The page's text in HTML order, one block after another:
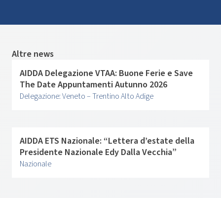
Altre news
AIDDA Delegazione VTAA: Buone Ferie e Save
The Date Appuntamenti Autunno 2026
Delegazione: Veneto – Trentino Alto Adige
AIDDA ETS Nazionale: “Lettera d’estate della
Presidente Nazionale Edy Dalla Vecchia”
Nazionale